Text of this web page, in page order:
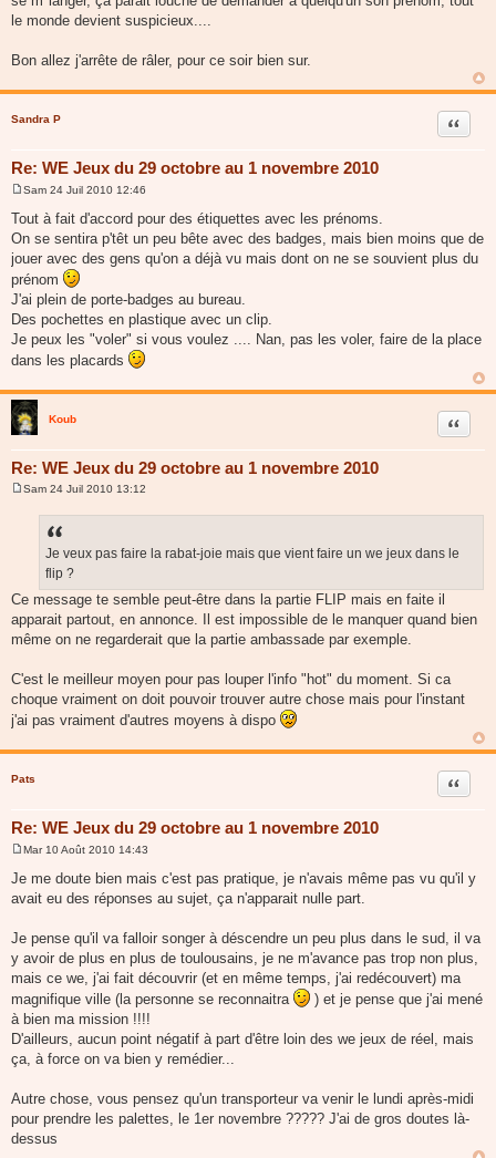
le monde devient suspicieux....
Bon allez j'arrête de râler, pour ce soir bien sur.
Sandra P
Re: WE Jeux du 29 octobre au 1 novembre 2010
Citer
s
s
g
e
Sam 24 Juil 2010 12:46
Tout à fait d'accord pour des étiquettes avec les prénoms.
On se sentira p'têt un peu bête avec des badges, mais bien moins que de
jouer avec des gens qu'on a déjà vu mais dont on ne se souvient plus du
prénom
J'ai plein de porte-badges au bureau.
Des pochettes en plastique avec un clip.
Je peux les "voler" si vous voulez .... Nan, pas les voler, faire de la place
dans les placards
Koub
Re: WE Jeux du 29 octobre au 1 novembre 2010
Citer
Sam 24 Juil 2010 13:12
Je veux pas faire la rabat-joie mais que vient faire un we jeux dans le
flip ?
Ce message te semble peut-être dans la partie FLIP mais en faite il
apparait partout, en annonce. Il est impossible de le manquer quand bien
même on ne regarderait que la partie ambassade par exemple.
C'est le meilleur moyen pour pas louper l'info "hot" du moment. Si ca
choque vraiment on doit pouvoir trouver autre chose mais pour l'instant
j'ai pas vraiment d'autres moyens à dispo
Pats
Re: WE Jeux du 29 octobre au 1 novembre 2010
Citer
s
s
e
Mar 10 Août 2010 14:43
Je me doute bien mais c'est pas pratique, je n'avais même pas vu qu'il y
avait eu des réponses au sujet, ça n'apparait nulle part.
Je pense qu'il va falloir songer à déscendre un peu plus dans le sud, il va
y avoir de plus en plus de toulousains, je ne m'avance pas trop non plus,
mais ce we, j'ai fait découvrir (et en même temps, j'ai redécouvert) ma
magnifique ville (la personne se reconnaitra
) et je pense que j'ai mené
à bien ma mission !!!!
D'ailleurs, aucun point négatif à part d'être loin des we jeux de réel, mais
ça, à force on va bien y remédier...
Autre chose, vous pensez qu'un transporteur va venir le lundi après-midi
pour prendre les palettes, le 1er novembre ????? J'ai de gros doutes là-
dessus